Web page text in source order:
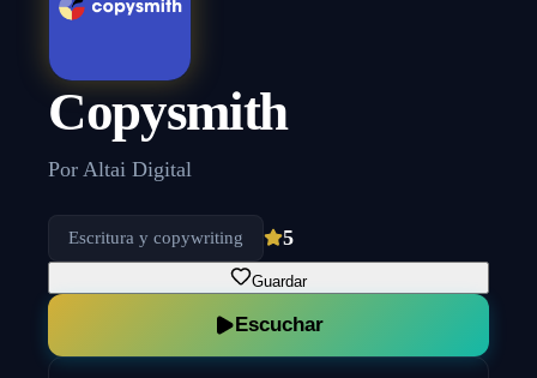
Copysmith
Por Altai Digital
Escritura y copywriting 5
Guardar
Escuchar